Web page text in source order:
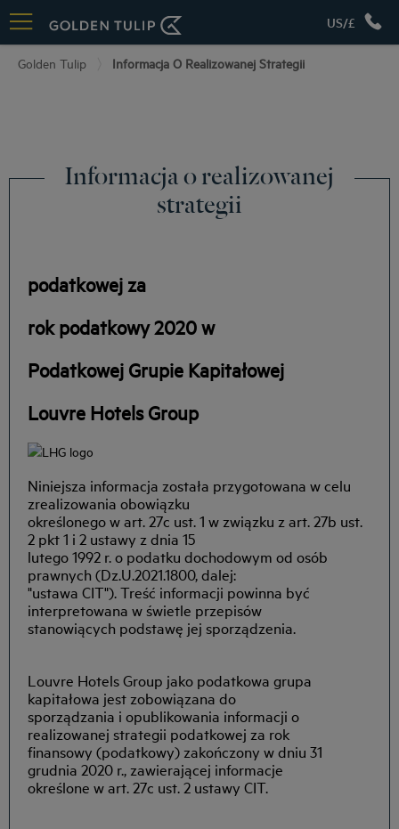
US/£
Golden Tulip Informacja O Realizowanej Strategii
Informacja o realizowanej
strategii
podatkowej za
rok podatkowy 2020 w
Podatkowej Grupie Kapitałowej
Louvre Hotels Group
Niniejsza informacja została przygotowana w celu
zrealizowania obowiązku
określonego w art. 27c ust. 1 w związku z art. 27b ust.
2 pkt 1 i 2 ustawy z dnia 15
lutego 1992 r. o podatku dochodowym od osób
prawnych (Dz.U.2021.1800, dalej:
"ustawa CIT"). Treść informacji powinna być
interpretowana w świetle przepisów
stanowiących podstawę jej sporządzenia.
Louvre Hotels Group jako podatkowa grupa
kapitałowa jest zobowiązana do
sporządzania i opublikowania informacji o
realizowanej strategii podatkowej za rok
finansowy (podatkowy) zakończony w dniu 31
grudnia 2020 r., zawierającej informacje
określone w art. 27c ust. 2 ustawy CIT.